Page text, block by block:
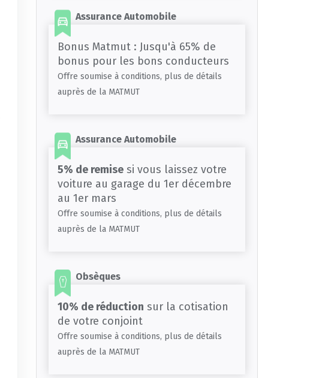
Assurance Automobile
Bonus Matmut : Jusqu'à 65% de
bonus pour les bons conducteurs
Offre soumise à conditions, plus de détails
auprès de la MATMUT
Assurance Automobile
5% de remise si vous laissez votre
voiture au garage du 1er décembre
au 1er mars
Offre soumise à conditions, plus de détails
auprès de la MATMUT
Obsèques
10% de réduction sur la cotisation
de votre conjoint
Offre soumise à conditions, plus de détails
auprès de la MATMUT